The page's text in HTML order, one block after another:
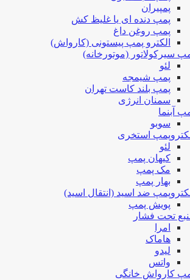
پمپیران
پمپ دنده ای یا غلیظ کش
پمپ روغن داغ
الکترو پمپ پیستونی (کارواش)
سیرکولاتور (موتورخانه)
لئو
پمپ شیمجه
پمپ بلند کاست تهران
سمنان انرژی
آبنما
سوبو
استخری
لئو
کیهان پمپ
مک پمپ
بهار پمپ
ضد اسید (انتقال اسید)
پویش پمپ
تحت فشار
امرا
هاماک
لیدو
واتس
کارواش خانگی